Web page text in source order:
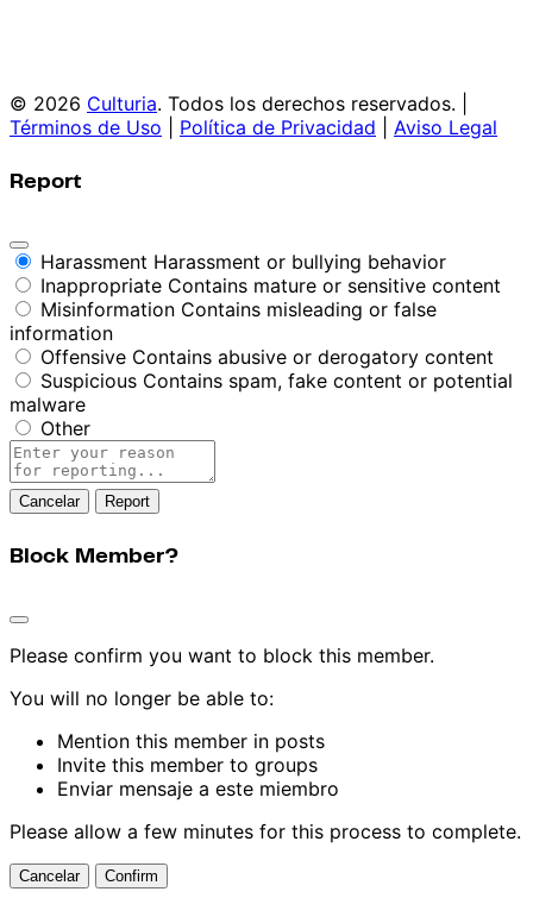
© 2026 Culturia. Todos los derechos reservados. |
Términos de Uso
Política de Privacidad Aviso Legal
Report
Harassment Harassment or bullying behavior
Inappropriate Contains mature or sensitive content
Misinformation Contains misleading or false
information
Offensive Contains abusive or derogatory content
Suspicious Contains spam, fake content or potential
malware
Other
Report
note
Report
Block Member?
Please confirm you want to block this member.
You will no longer be able to:
Mention this member in posts
Invite this member to groups
Enviar mensaje a este miembro
Please allow a few minutes for this process to complete.
Confirm